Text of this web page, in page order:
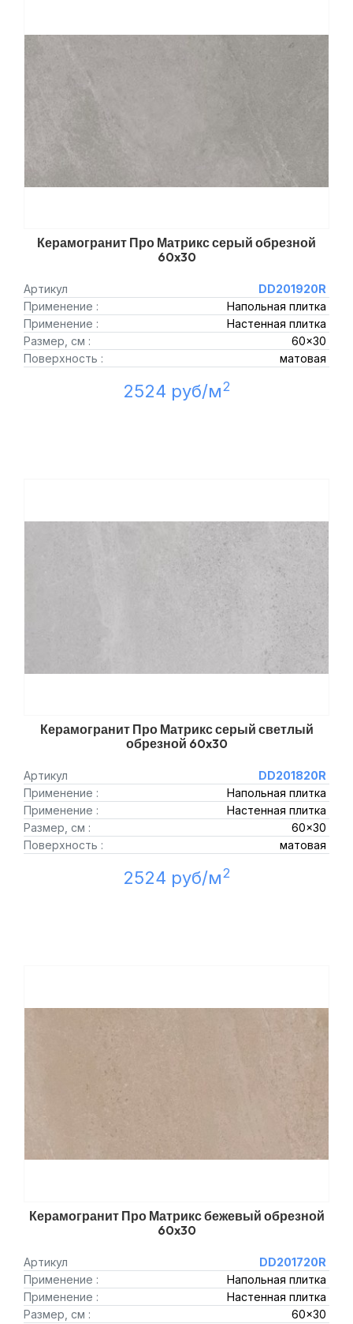
Керамогранит Про Матрикс серый обрезной
60x30
Артикул
DD201920R
Применение :
Напольная плитка
Применение :
Настенная плитка
Размер, см :
60x30
Поверхность :
матовая
2524 руб/м2
Керамогранит Про Матрикс серый светлый
обрезной 60x30
Артикул
DD201820R
Применение :
Напольная плитка
Применение :
Настенная плитка
Размер, см :
60x30
Поверхность :
матовая
2524 руб/м2
Керамогранит Про Матрикс бежевый обрезной
60x30
Артикул
DD201720R
Применение :
Напольная плитка
Применение :
Настенная плитка
Размер, см :
60x30